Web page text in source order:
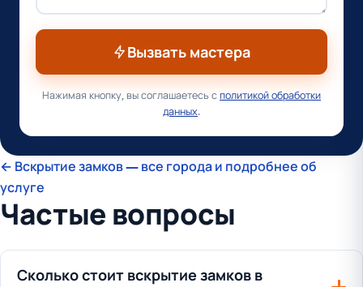
Вызвать мастера
Нажимая кнопку, вы соглашаетесь сполитикой обработки
данных.
← Вскрытие замков — все города и подробнее об
услуге
Частые вопросы
Сколько стоит вскрытие замков в